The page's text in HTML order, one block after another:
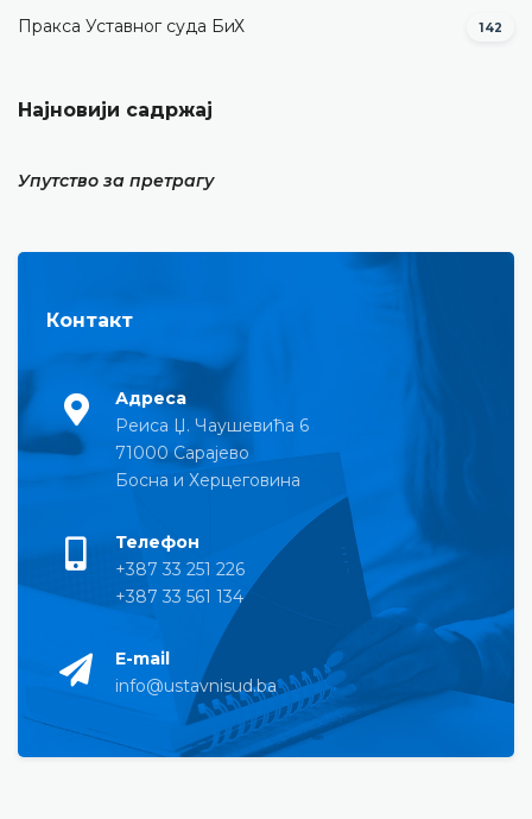
Пракса Уставног суда БиХ 142
Најновији садржај
Упутство за претрагу
Контакт
Адреса
Реиса Џ. Чаушевића 6
71000 Сарајево
Босна и Херцеговина
Телефон
+387 33 251 226
+387 33 561 134
E-mail
info@ustavnisud.ba